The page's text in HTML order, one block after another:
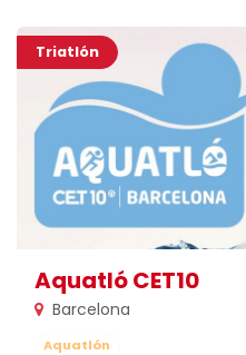
Triatlón
Aquatló CET10
Barcelona
Aquatlón